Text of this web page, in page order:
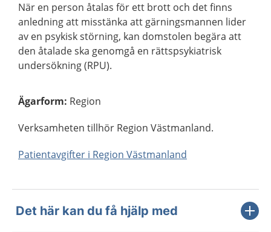
När en person åtalas för ett brott och det finns
anledning att misstänka att gärningsmannen lider
av en psykisk störning, kan domstolen begära att
den åtalade ska genomgå en rättspsykiatrisk
undersökning (RPU).
Ägarform: Region
Verksamheten tillhör Region Västmanland.
Patientavgifter i Region Västmanland
Det här kan du få hjälp med